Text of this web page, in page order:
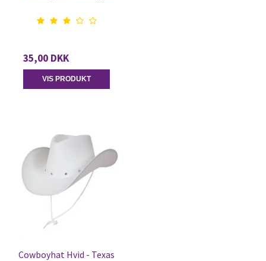
35,00 DKK
VIS PRODUKT
Cowboyhat Hvid - Texas